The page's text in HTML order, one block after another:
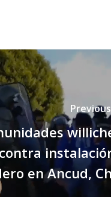
en Ancud,